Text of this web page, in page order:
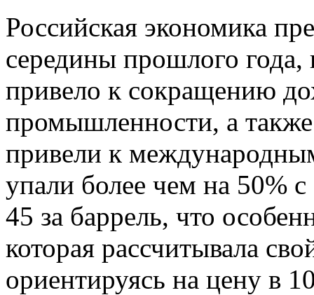
Российская экономика
середины прошлого года,
привело к сокращению
промышленности, а
привели к
упали более чем на 50%
45 за баррель, что
которая рассчитывала
ориентируясь на цену в